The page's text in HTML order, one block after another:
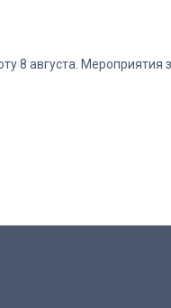
8 августа. Мероприятия